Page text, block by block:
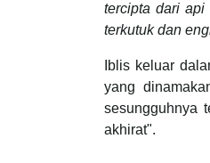
tercipta dari api
terkutuk dan
Iblis keluar
yang
sesungguhnya
akhirat".